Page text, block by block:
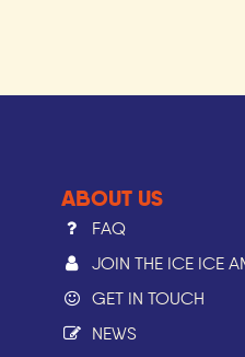
ABOUT US
FAQ
JOIN THE ICE ICE
GET IN TOUCH
NEWS